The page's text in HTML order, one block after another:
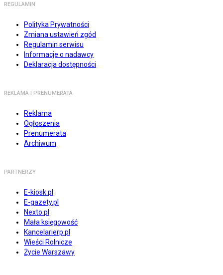
REGULAMIN
Polityka Prywatności
Zmiana ustawień zgód
Regulamin serwisu
Informacje o nadawcy
Deklaracja dostępności
REKLAMA I PRENUMERATA
Reklama
Ogłoszenia
Prenumerata
Archiwum
PARTNERZY
E-kiosk.pl
E-gazety.pl
Nexto.pl
Mała księgowość
Kancelarierp.pl
Wieści Rolnicze
Życie Warszawy